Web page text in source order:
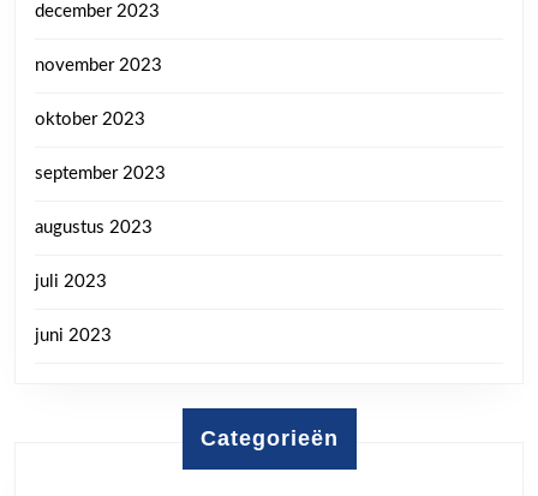
december 2023
november 2023
oktober 2023
september 2023
augustus 2023
juli 2023
juni 2023
Categorieën